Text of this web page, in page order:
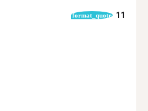
format_quote 11